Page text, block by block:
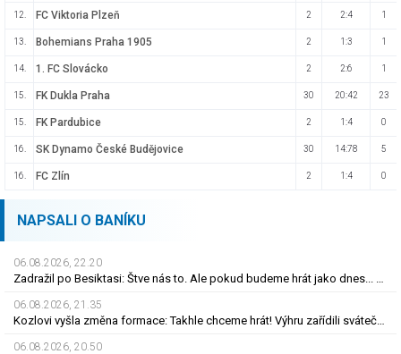
12. FC Viktoria Plzeň 2 2:4 1
13. Bohemians Praha 1905 2 1:3 1
14. 1. FC Slovácko 2 2:6 1
15. FK Dukla Praha 30 20:42 23
15. FK Pardubice 2 1:4 0
16. SK Dynamo České Budějovice 30 14:78 5
16. FC Zlín 2 1:4 0
NAPSALI O BANÍKU
06.08.2026, 22.20
Zadražil po Besiktasi: Štve nás to. Ale pokud budeme hrát jako dnes... Co se stalo u gólu?
06.08.2026, 21.35
Kozlovi vyšla změna formace: Takhle chceme hrát! Výhru zařídili sváteční hlavičkáři
06.08.2026, 20.50